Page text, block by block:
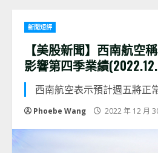
新聞短評
【美股新聞】西南航空
影響第四季業績
西南航空表示預計週五將正
Phoebe Wang 2022 年 12 月